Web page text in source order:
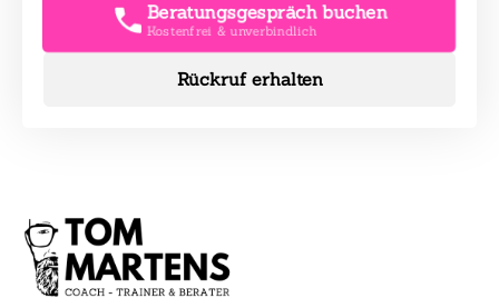
Beratungsgespräch buchen
Kostenfrei & unverbindlich
Rückruf erhalten